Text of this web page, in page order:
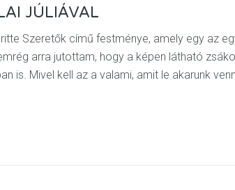
JÚLIÁVAL
Szeretők című festménye, amely egy az
arra jutottam, hogy a képen látható
is. Mivel kell az a valami, amit le akarunk